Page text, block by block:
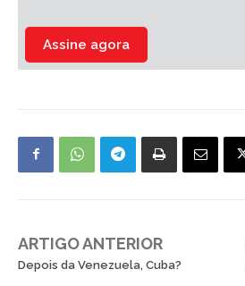
Assine agora
ARTIGO ANTERIOR
Depois da Venezuela, Cuba?